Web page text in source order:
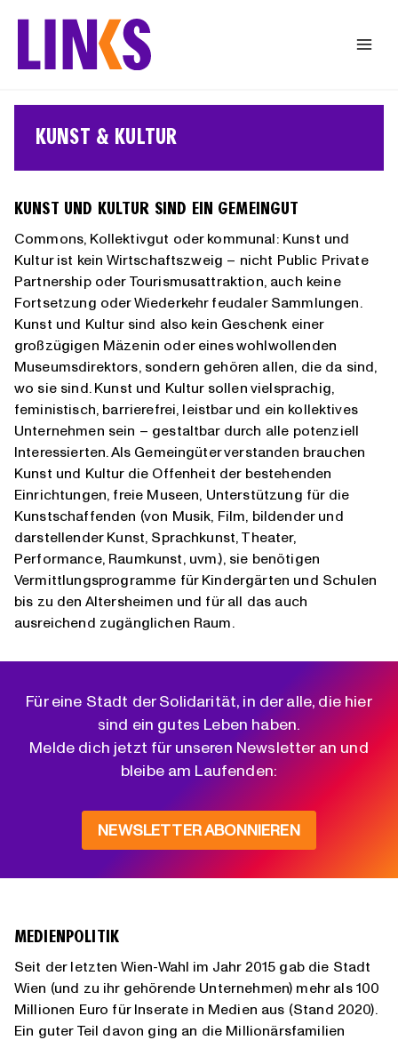
KUNST & KULTUR
KUNST UND KULTUR SIND EIN GEMEINGUT
Commons, Kollektivgut oder kommunal: Kunst und
Kultur ist kein Wirtschaftszweig – nicht Public Private
Partnership oder Tourismusattraktion, auch keine
Fortsetzung oder Wiederkehr feudaler Sammlungen.
Kunst und Kultur sind also kein Geschenk einer
großzügigen Mäzenin oder eines wohlwollenden
Museumsdirektors, sondern gehören allen, die da sind,
wo sie sind. Kunst und Kultur sollen vielsprachig,
feministisch, barrierefrei, leistbar und ein kollektives
Unternehmen sein – gestaltbar durch alle potenziell
Interessierten. Als Gemeingüter verstanden brauchen
Kunst und Kultur die Offenheit der bestehenden
Einrichtungen, freie Museen, Unterstützung für die
Kunstschaffenden (von Musik, Film, bildender und
darstellender Kunst, Sprachkunst, Theater,
Performance, Raumkunst, uvm.), sie benötigen
Vermittlungsprogramme für Kindergärten und Schulen
bis zu den Altersheimen und für all das auch
ausreichend zugänglichen Raum.
Für eine Stadt der Solidarität, in der alle, die hier
sind ein gutes Leben haben.
Melde dich jetzt für unseren Newsletter an und
bleibe am Laufenden:
NEWSLETTER ABONNIEREN
MEDIENPOLITIK
Seit der letzten Wien-Wahl im Jahr 2015 gab die Stadt
Wien (und zu ihr gehörende Unternehmen) mehr als 100
Millionen Euro für Inserate in Medien aus (Stand 2020).
Ein guter Teil davon ging an die Millionärsfamilien